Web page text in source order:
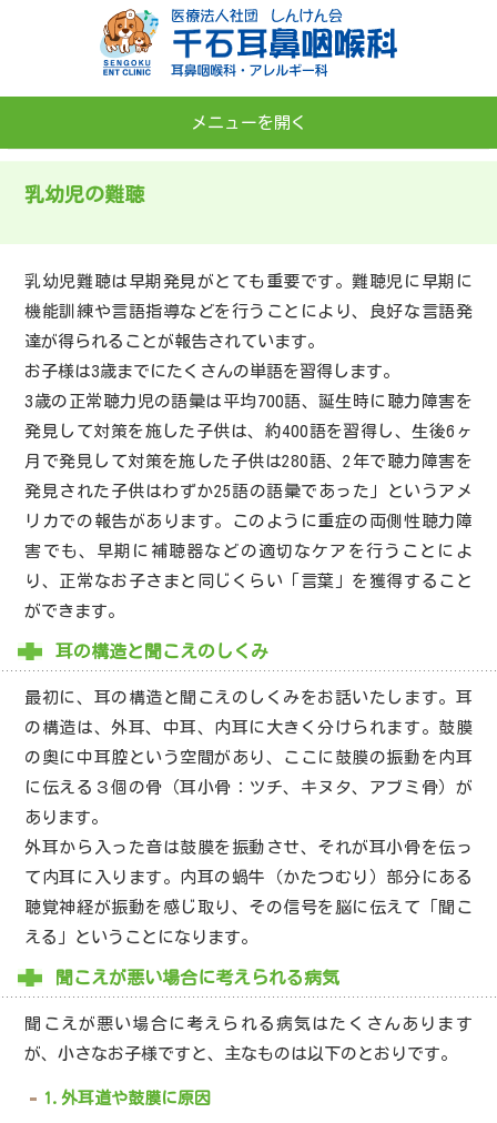
メニューを開く
診療案内及び施設基準
アクセス
乳幼児の難聴
乳幼児難聴は早期発見がとても重要です。難聴児に早期に
機能訓練や言語指導などを行うことにより、良好な言語発
達が得られることが報告されています。
お子様は3歳までにたくさんの単語を習得します。
3歳の正常聴力児の語彙は平均700語、誕生時に聴力障害を
発見して対策を施した子供は、約400語を習得し、生後6ヶ
月で発見して対策を施した子供は280語、2年で聴力障害を
発見された子供はわずか25語の語彙であった」というアメ
リカでの報告があります。このように重症の両側性聴力障
害でも、早期に補聴器などの適切なケアを行うことによ
り、正常なお子さまと同じくらい「言葉」を獲得すること
ができます。
耳の構造と聞こえのしくみ
最初に、耳の構造と聞こえのしくみをお話いたします。耳
の構造は、外耳、中耳、内耳に大きく分けられます。鼓膜
の奥に中耳腔という空間があり、ここに鼓膜の振動を内耳
に伝える３個の骨（耳小骨：ツチ、キヌタ、アブミ骨）が
あります。
外耳から入った音は鼓膜を振動させ、それが耳小骨を伝っ
て内耳に入ります。内耳の蝸牛（かたつむり）部分にある
聴覚神経が振動を感じ取り、その信号を脳に伝えて「聞こ
える」ということになります。
聞こえが悪い場合に考えられる病気
聞こえが悪い場合に考えられる病気はたくさんあります
が、小さなお子様ですと、主なものは以下のとおりです。
1.外耳道や鼓膜に原因